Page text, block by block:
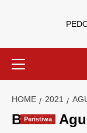
HOME 2021
Bulan:
Peristiwa